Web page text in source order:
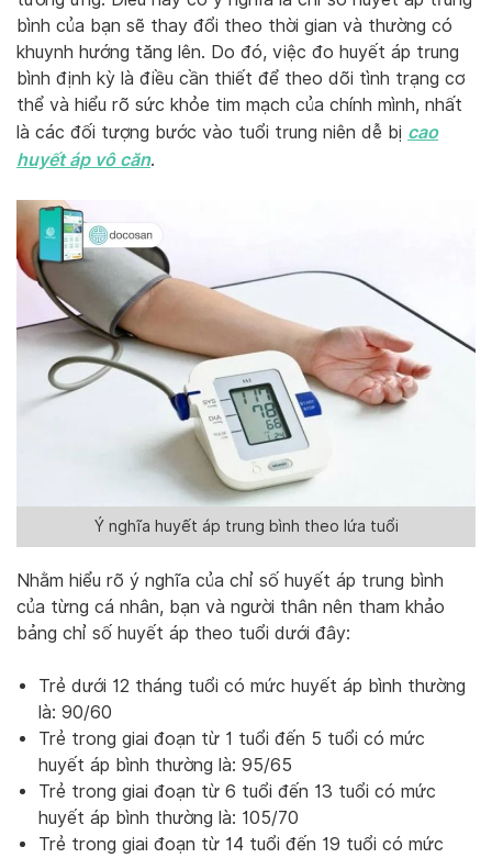
bình của bạn sẽ thay đổi theo thời gian và thường có
khuynh hướng tăng lên. Do đó, việc đo huyết áp trung
bình định kỳ là điều cần thiết để theo dõi tình trạng cơ
thể và hiểu rõ sức khỏe tim mạch của chính mình, nhất
là các đối tượng bước vào tuổi trung niên dễ bị cao
huyết áp vô căn.
Ý nghĩa huyết áp trung bình theo lứa tuổi
Nhằm hiểu rõ ý nghĩa của chỉ số huyết áp trung bình
của từng cá nhân, bạn và người thân nên tham khảo
bảng chỉ số huyết áp theo tuổi dưới đây:
Trẻ dưới 12 tháng tuổi có mức huyết áp bình thường
là: 90/60
Trẻ trong giai đoạn từ 1 tuổi đến 5 tuổi có mức
huyết áp bình thường là: 95/65
Trẻ trong giai đoạn từ 6 tuổi đến 13 tuổi có mức
huyết áp bình thường là: 105/70
Trẻ trong giai đoạn từ 14 tuổi đến 19 tuổi có mức